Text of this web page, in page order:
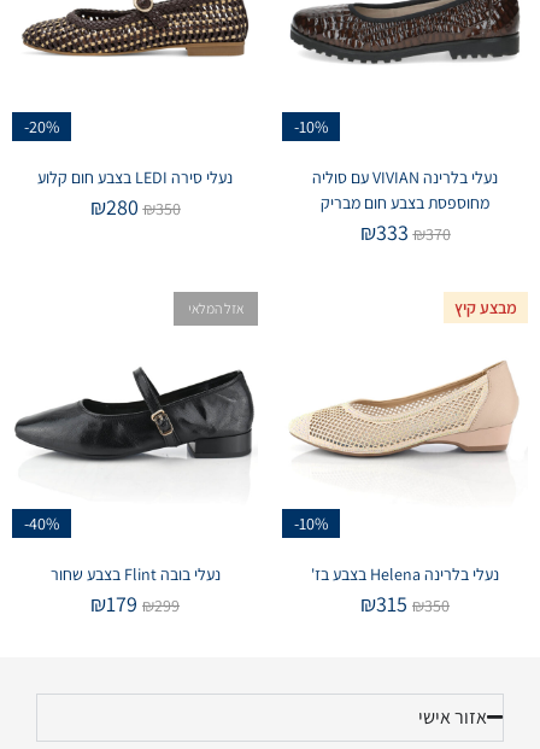
-10%
נעלי בלרינה VIVIAN עם סוליה
מחוספסת בצבע חום מבריק
₪370
₪333
-20%
נעלי סירה LEDI בצבע חום קלוע
₪350
₪280
מבצע קיץ
-10%
נעלי בלרינה Helena בצבע בז'
₪350
₪315
-40%
אזל המלאי
נעלי בובה Flint בצבע שחור
₪299
₪179
אזור אישי